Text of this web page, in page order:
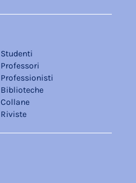
Studenti
Professori
Professionisti
Biblioteche
Collane
Riviste